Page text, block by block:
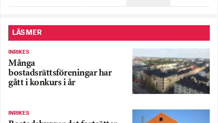
LÄS MER
INRIKES
Många
bostadsrättsföreningar har
gått i konkurs i år
INRIKES